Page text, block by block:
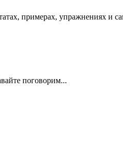
примерах, упражнениях и
поговорим...